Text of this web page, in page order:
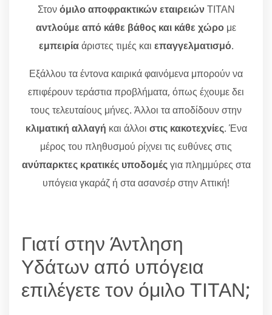
Στονόμιλο αποφρακτικών εταιρειώνΤΙΤΑΝ
αντλούμε από κάθε βάθος και κάθε χώρο με
εμπειρίαάριστες τιμές και επαγγελματισμό.
Εξάλλου τα έντονα καιρικά φαινόμενα μπορούν να
επιφέρουν τεράστια προβλήματα, όπως έχουμε δει
τους τελευταίους μήνες. Άλλοι τα αποδίδουν στην
κλιματική αλλαγή και άλλοι στις κακοτεχνίες. Ένα
μέρος του πληθυσμού ρίχνει τις ευθύνες στις
ανύπαρκτες κρατικές υποδομέςγια πλημμύρες στα
υπόγεια γκαράζ ή στα ασανσέρ στην Αττική!
Γιατί στην Άντληση
Υδάτων από υπόγεια
επιλέγετε τον όμιλο ΤΙΤΑΝ;